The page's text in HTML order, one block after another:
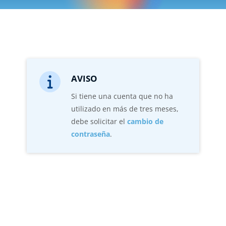
infoAVISO
Si tiene una cuenta que no ha
utilizado en más de tres meses,
debe solicitar el cambio de
contraseña.